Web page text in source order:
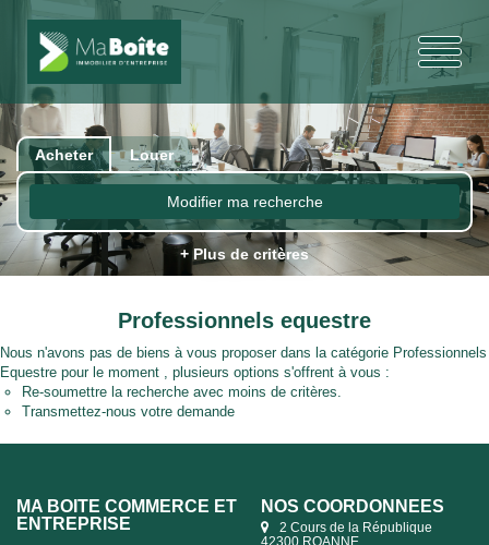
Acheter Louer
Modifier ma recherche
+ Plus de critères
Professionnels equestre
Nous n'avons pas de biens à vous proposer dans la catégorie Professionnels
Equestre pour le moment , plusieurs options s'offrent à vous :
Re-soumettre la recherche avec moins de critères.
Transmettez-nous votre demande
MA BOITE COMMERCE ET
ENTREPRISE
NOS COORDONNÉES
2 Cours de la République
42300 ROANNE